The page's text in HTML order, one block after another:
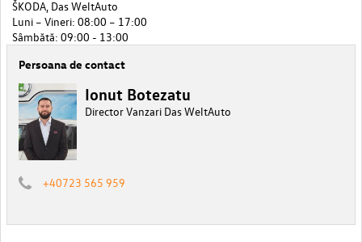
ŠKODA, Das WeltAuto
Luni – Vineri: 08:00 – 17:00
Sâmbătă: 09:00 - 13:00
Persoana de contact
Ionut Botezatu
Director Vanzari Das WeltAuto
+40723 565 959